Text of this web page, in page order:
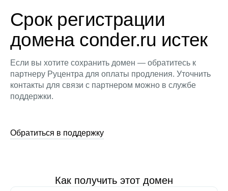
Срок регистрации
домена conder.ru истек
Если вы хотите сохранить домен — обратитесь к
партнеру Руцентра для оплаты продления. Уточнить
контакты для связи с партнером можно в службе
поддержки.
Обратиться в поддержку
Как получить этот домен